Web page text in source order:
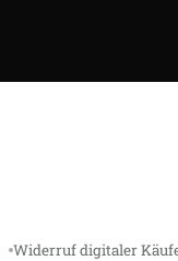
Widerruf digitaler